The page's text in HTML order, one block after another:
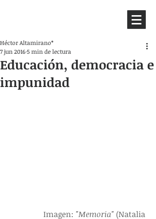
Educación, democracia e
impunidad
Héctor Altamirano*
7 jun 20165 min de lectura
Imagen: "Memoria" (Natalia